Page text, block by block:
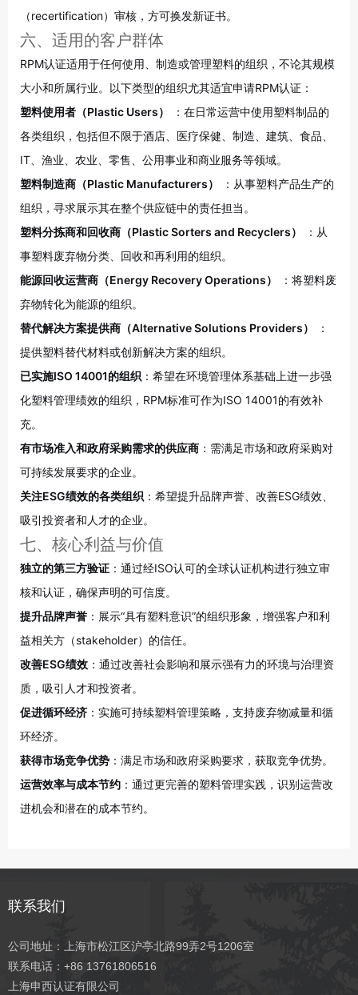
（recertification）审核，方可换发新证书。
六、适用的客户群体
RPM认证适用于任何使用、制造或管理塑料的组织，不论其规模
大小和所属行业。以下类型的组织尤其适宜申请RPM认证：
塑料使用者（Plastic Users）
：在日常运营中使用塑料制品的
各类组织，包括但不限于酒店、医疗保健、制造、建筑、食品、
IT、渔业、农业、零售、公用事业和商业服务等领域。
塑料制造商（Plastic Manufacturers）
：从事塑料产品生产的
组织，寻求展示其在整个供应链中的责任担当。
塑料分拣商和回收商（Plastic Sorters and Recyclers）
：从
事塑料废弃物分类、回收和再利用的组织。
能源回收运营商（Energy Recovery Operations）
：将塑料废
弃物转化为能源的组织。
替代解决方案提供商（Alternative Solutions Providers）
：
提供塑料替代材料或创新解决方案的组织。
已实施ISO 14001的组织 ：希望在环境管理体系基础上进一步强
化塑料管理绩效的组织，RPM标准可作为ISO 14001的有效补
充。
有市场准入和政府采购需求的供应商 ：需满足市场和政府采购对
可持续发展要求的企业。
关注ESG绩效的各类组织 ：希望提升品牌声誉、改善ESG绩效、
吸引投资者和人才的企业。
七、核心利益与价值
独立的第三方验证 ：通过经ISO认可的全球认证机构进行独立审
核和认证，确保声明的可信度。
提升品牌声誉 ：展示“具有塑料意识”的组织形象，增强客户和利
益相关方（stakeholder）的信任。
改善ESG绩效 ：通过改善社会影响和展示强有力的环境与治理资
质，吸引人才和投资者。
促进循环经济 ：实施可持续塑料管理策略，支持废弃物减量和循
环经济。
获得市场竞争优势 ：满足市场和政府采购要求，获取竞争优势。
运营效率与成本节约 ：通过更完善的塑料管理实践，识别运营改
进机会和潜在的成本节约。
联系我们
公司地址：上海市松江区沪亭北路99弄2号1206室
联系电话：+86 13761806516
上海申西认证有限公司